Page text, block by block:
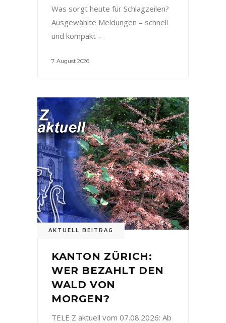
Was sorgt heute für Schlagzeilen?
Ausgewählte Meldungen – schnell
und kompakt –
7. August 2026
AKTUELL BEITRAG
KANTON ZÜRICH:
WER BEZAHLT DEN
WALD VON
MORGEN?
TELE Z aktuell vom 07.08.2026: Ab